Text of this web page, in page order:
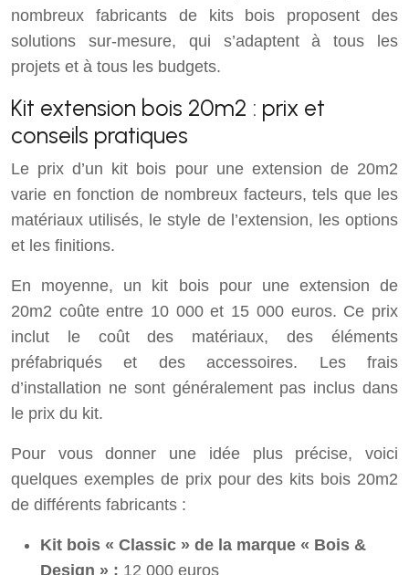
nombreux fabricants de kits bois proposent des
solutions sur-mesure, qui s’adaptent à tous les
projets et à tous les budgets.
Kit extension bois 20m2 : prix et
conseils pratiques
Le prix d’un kit bois pour une extension de 20m2
varie en fonction de nombreux facteurs, tels que les
matériaux utilisés, le style de l’extension, les options
et les finitions.
En moyenne, un kit bois pour une extension de
20m2 coûte entre 10 000 et 15 000 euros. Ce prix
inclut le coût des matériaux, des éléments
préfabriqués et des accessoires. Les frais
d’installation ne sont généralement pas inclus dans
le prix du kit.
Pour vous donner une idée plus précise, voici
quelques exemples de prix pour des kits bois 20m2
de différents fabricants :
Kit bois « Classic » de la marque « Bois &
Design » : 12 000 euros